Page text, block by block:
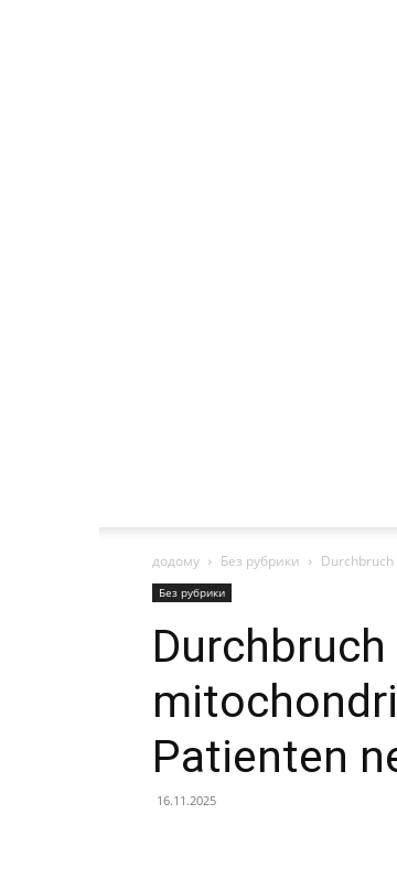
додому Без рубрики
Без рубрики
Patienten
16.11.2025